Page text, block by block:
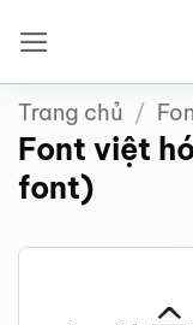
qua
nội
dung
Trang chủ /
Font việt
font)